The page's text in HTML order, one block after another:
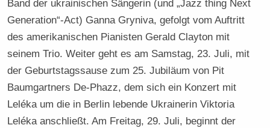
Band der ukrainischen Sängerin (und „Jazz thing Next
Generation“-Act) Ganna Gryniva, gefolgt vom Auftritt
des amerikanischen Pianisten Gerald Clayton mit
seinem Trio. Weiter geht es am Samstag, 23. Juli, mit
der Geburtstagssause zum 25. Jubiläum von Pit
Baumgartners De-Phazz, dem sich ein Konzert mit
Leléka um die in Berlin lebende Ukrainerin Viktoria
Leléka anschließt. Am Freitag, 29. Juli, beginnt der